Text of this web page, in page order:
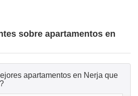
sobre apartamentos en
apartamentos en Nerja que